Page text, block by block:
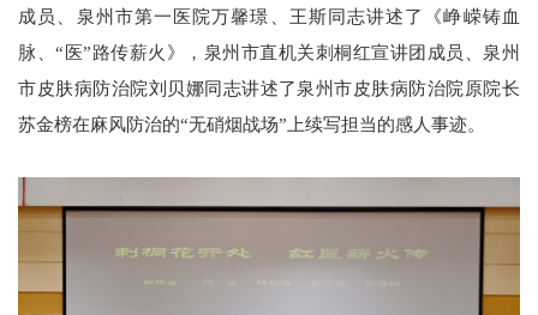
成员、泉州市第一医院万馨璟、王斯同志讲述了《峥嵘铸血
脉、“医”路传薪火》，泉州市直机关刺桐红宣讲团成员、泉州
市皮肤病防治院刘贝娜同志讲述了泉州市皮肤病防治院原院长
苏金榜在麻风防治的“无硝烟战场”上续写担当的感人事迹。